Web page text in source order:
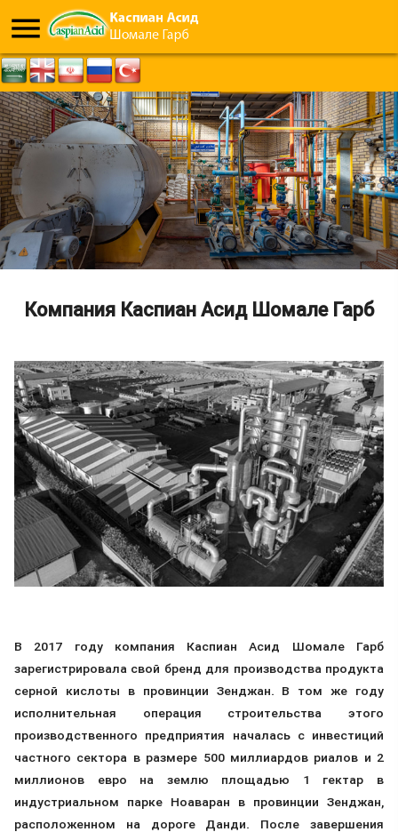
menu
Компания Каспиан Асид Шомале Гарб
В 2017 году компания Каспиан Асид Шомале Гарб
зарегистрировала свой бренд для производства продукта
серной кислоты в провинции Зенджан. В том же году
исполнительная операция строительства этого
производственного предприятия началась с инвестиций
частного сектора в размере 500 миллиардов риалов и 2
миллионов евро на землю площадью 1 гектар в
индустриальном парке Ноаваран в провинции Зенджан,
расположенном на дороге Данди. После завершения